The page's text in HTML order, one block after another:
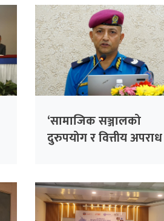
‘सामाजिक सञ्जालको
दुरुपयोग र वित्तीय अपराध